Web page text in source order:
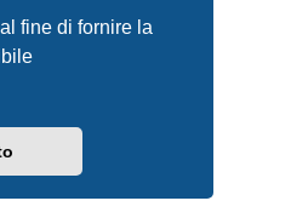
fine di fornire la